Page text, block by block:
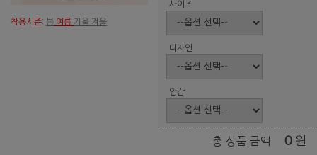
착용시즌: 봄 여름 가을 겨울
사이즈
디자인
안감
총 상품 금액 0 원